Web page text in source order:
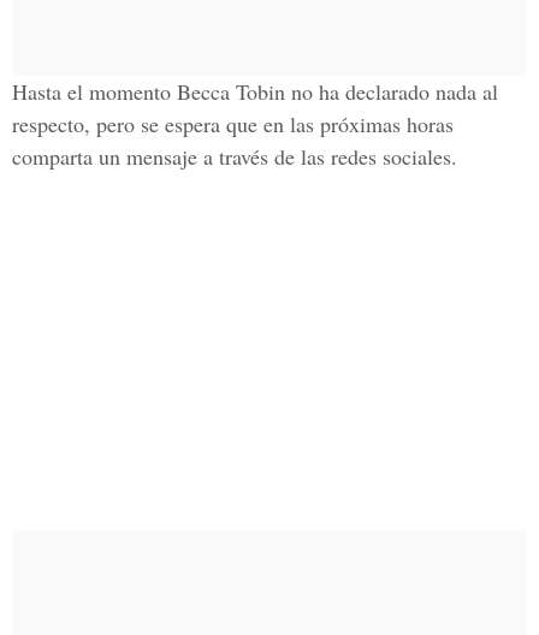
Hasta el momento Becca Tobin no ha declarado nada al
respecto, pero se espera que en las próximas horas
comparta un mensaje a través de las redes sociales.